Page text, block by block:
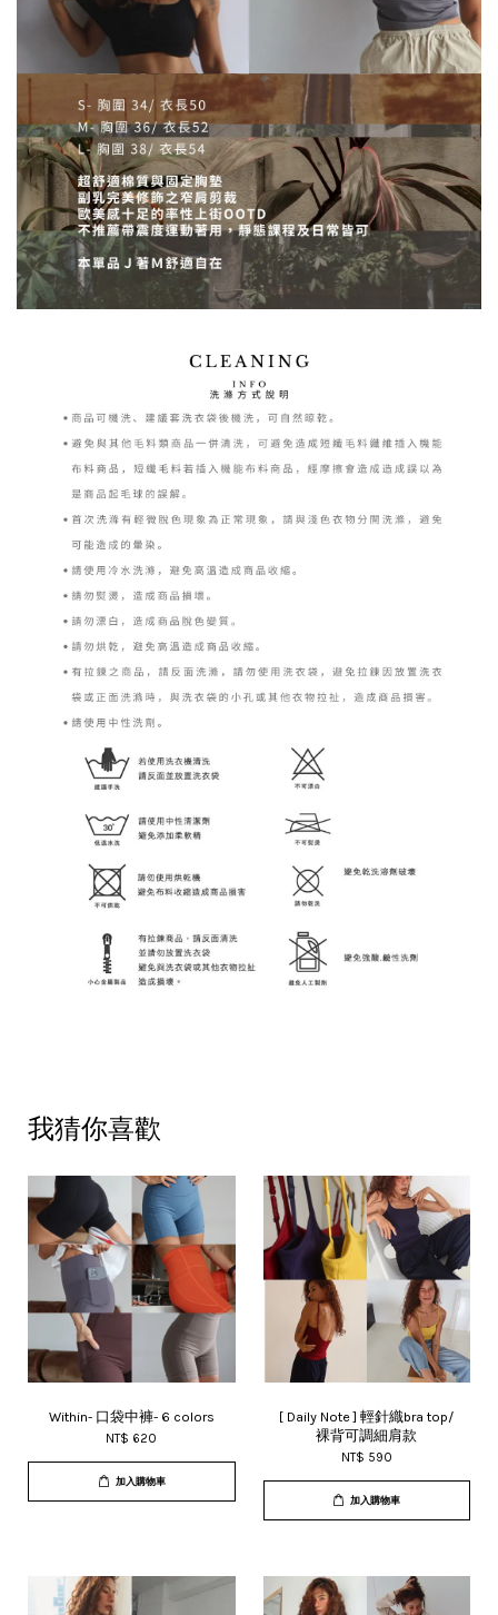
我猜你喜歡
Within- 口袋中褲- 6 colors
NT$ 620
加入購物車
[ Daily Note ] 輕針織bra top/
裸背可調細肩款
NT$ 590
加入購物車